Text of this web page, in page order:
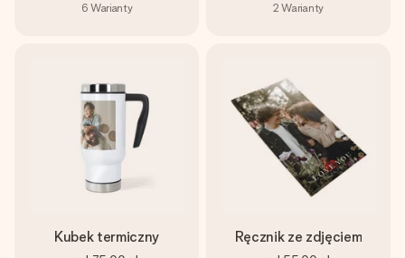
6 Warianty 2 Warianty
Kubek termiczny Ręcznik ze zdjęciem